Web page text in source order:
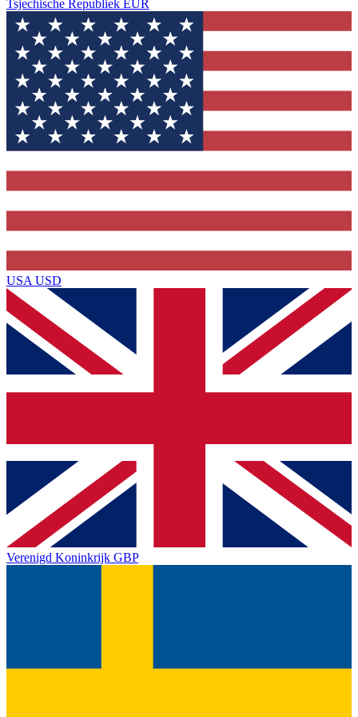
Tsjechische Republiek EUR
USA USD
Verenigd Koninkrijk GBP